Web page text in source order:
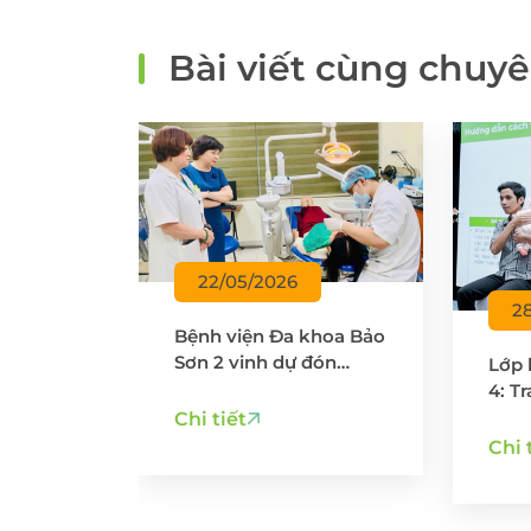
Bài viết cùng
22/05/2026
Bệnh viện Đa khoa Bảo
Sơn 2 vinh dự đón
kiểm tra, đánh giá chất
Chi tiết
Lớp
4:
lan
Chi